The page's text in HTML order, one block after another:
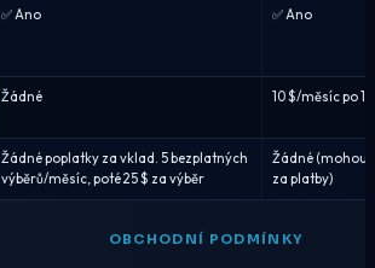
✅ Ano ✅ Ano
Žádné 10 $/měsíc po
Žádné poplatky za vklad. 5 bezplatných
výběrů/měsíc, poté 25 $ za výběr
Žádné (mohou
za platby)
OBCHODNÍ PODMÍNKY